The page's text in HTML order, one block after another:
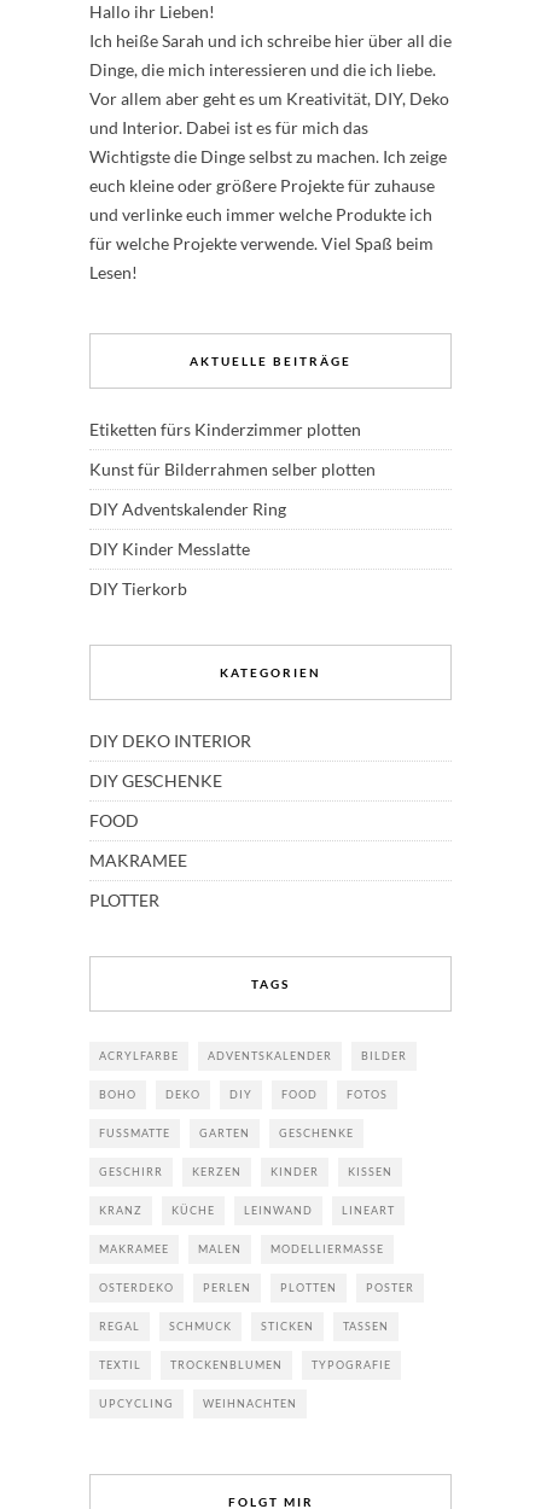
Hallo ihr Lieben!
Ich heiße Sarah und ich schreibe hier über all die
Dinge, die mich interessieren und die ich liebe.
Vor allem aber geht es um Kreativität, DIY, Deko
und Interior. Dabei ist es für mich das
Wichtigste die Dinge selbst zu machen. Ich zeige
euch kleine oder größere Projekte für zuhause
und verlinke euch immer welche Produkte ich
für welche Projekte verwende. Viel Spaß beim
Lesen!
AKTUELLE BEITRÄGE
Etiketten fürs Kinderzimmer plotten
Kunst für Bilderrahmen selber plotten
DIY Adventskalender Ring
DIY Kinder Messlatte
DIY Tierkorb
KATEGORIEN
DIY DEKO INTERIOR
DIY GESCHENKE
FOOD
MAKRAMEE
PLOTTER
TAGS
ACRYLFARBE ADVENTSKALENDER BILDER
BOHO DEKO DIY FOOD FOTOS
FUSSMATTE GARTEN GESCHENKE
GESCHIRR KERZEN KINDER KISSEN
KRANZ KÜCHE LEINWAND LINEART
MAKRAMEE MALEN MODELLIERMASSE
OSTERDEKO PERLEN PLOTTEN POSTER
REGAL SCHMUCK STICKEN TASSEN
TEXTIL TROCKENBLUMEN TYPOGRAFIE
UPCYCLING WEIHNACHTEN
FOLGT MIR